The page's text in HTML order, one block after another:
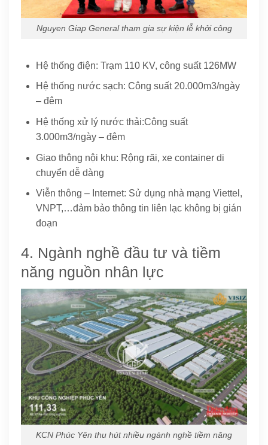
Nguyen Giap General tham gia sự kiện lễ khởi công
Hệ thống điện: Trạm 110 KV, công suất 126MW
Hệ thống nước sạch: Công suất 20.000m3/ngày
– đêm
Hệ thống xử lý nước thải:Công suất
3.000m3/ngày – đêm
Giao thông nội khu: Rộng rãi, xe container di
chuyển dễ dàng
Viễn thông – Internet: Sử dụng nhà mạng Viettel,
VNPT,…đảm bảo thông tin liên lạc không bị gián
đoạn
4. Ngành nghề đầu tư và tiềm
năng nguồn nhân lực
KCN Phúc Yên thu hút nhiều ngành nghề tiềm năng